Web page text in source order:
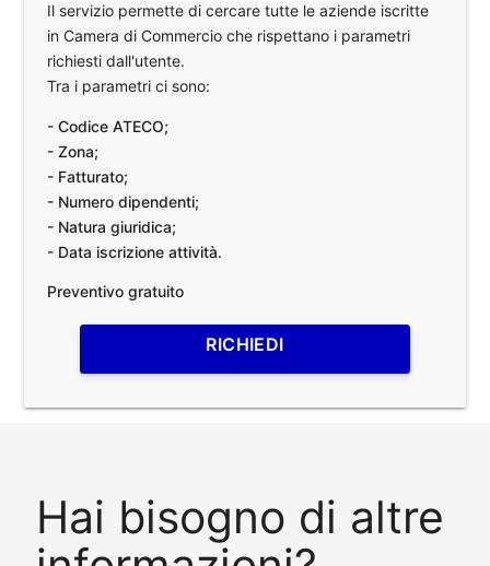
Il servizio permette di cercare tutte le aziende iscritte
in Camera di Commercio che rispettano i parametri
richiesti dall'utente.
Tra i parametri ci sono:
- Codice ATECO;
- Zona;
- Fatturato;
- Numero dipendenti;
- Natura giuridica;
- Data iscrizione attività.
Preventivo gratuito
RICHIEDI
Hai bisogno di altre